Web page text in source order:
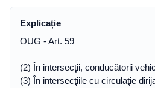
Explicație
OUG - Art. 59
(2) În intersecţii, conducătorii
(3) În intersecţiile cu circulaţie